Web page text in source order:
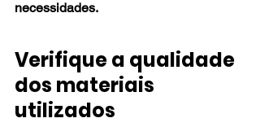
necessidades.
Verifique a qualidade
dos materiais
utilizados